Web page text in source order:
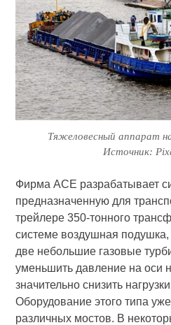
Тяжеловесный аппарат
Источник:
Фирма АСЕ разрабатывает
предназначенную для
трейлере 350-тонного
системе воздушная
две небольшие газовые
уменьшить давление на оси
значительно снизить
Оборудование этого типа
различных мостов. В